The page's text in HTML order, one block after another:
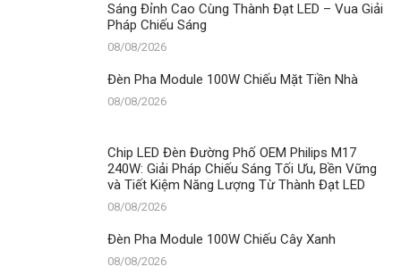
Sáng Đỉnh Cao Cùng Thành Đạt LED – Vua Giải
Pháp Chiếu Sáng
08/08/2026
Đèn Pha Module 100W Chiếu Mặt Tiền Nhà
08/08/2026
Chip LED Đèn Đường Phố OEM Philips M17
240W: Giải Pháp Chiếu Sáng Tối Ưu, Bền Vững
và Tiết Kiệm Năng Lượng Từ Thành Đạt LED
08/08/2026
Đèn Pha Module 100W Chiếu Cây Xanh
08/08/2026